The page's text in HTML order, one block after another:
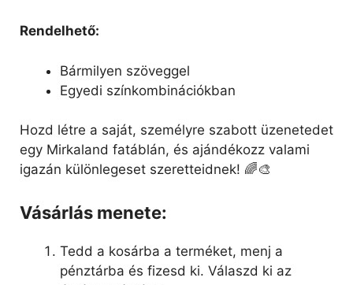
Rendelhető:
Bármilyen szöveggel
Egyedi színkombinációkban
Hozd létre a saját, személyre szabott üzenetedet
egy Mirkaland fatáblán, és ajándékozz valami
igazán különlegeset szeretteidnek! 🌈🎨
Vásárlás menete:
Tedd a kosárba a terméket, menj a
pénztárba és fizesd ki. Válaszd ki az